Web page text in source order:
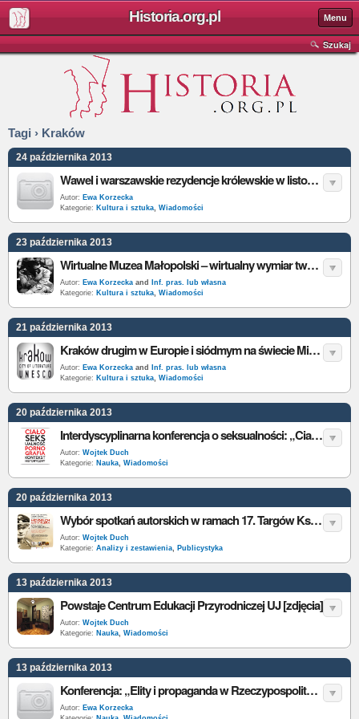
Historia.org.pl Menu
Szukaj
Tagi › Kraków
24 października 2013
Wawel i warszawskie rezydencje królewskie w listopadzie zobaczymy za darmo
Autor: Ewa Korzecka
Kategorie: Kultura i sztuka, Wiadomości
23 października 2013
Wirtualne Muzea Małopolski – wirtualny wymiar twórczości Tadeusza Kantora
Autor: Ewa Korzecka and
Inf. pras. lub własna
Kategorie: Kultura i sztuka, Wiadomości
21 października 2013
Kraków drugim w Europie i siódmym na świecie Miastem Literatury UNESCO
Autor: Ewa Korzecka and
Inf. pras. lub własna
Kategorie: Kultura i sztuka, Wiadomości
20 października 2013
Interdyscyplinarna konferencja o seksualności: „Ciało, seksualność, pornografia – kontekst historyczny”
Autor: Wojtek Duch
Kategorie: Nauka, Wiadomości
20 października 2013
Wybór spotkań autorskich w ramach 17. Targów Książki w Krakowie
Autor: Wojtek Duch
Kategorie: Analizy i zestawienia, Publicystyka
13 października 2013
Powstaje Centrum Edukacji Przyrodniczej UJ [zdjęcia]
Autor: Wojtek Duch
Kategorie: Nauka, Wiadomości
13 października 2013
Konferencja: „Elity i propaganda w Rzeczypospolitej w XVI-XVIII w.”
Autor: Ewa Korzecka